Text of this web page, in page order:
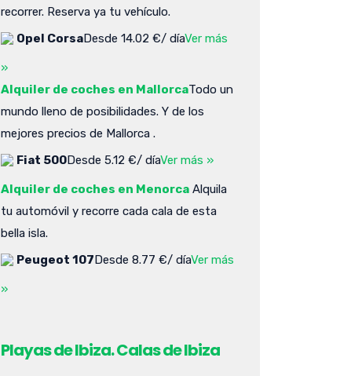
recorrer. Reserva ya tu vehículo.
Opel CorsaDesde 14.02 €/ díaVer más
»
Alquiler de coches en MallorcaTodo un
mundo lleno de posibilidades. Y de los
mejores precios de Mallorca .
Fiat 500Desde 5.12 €/ díaVer más »
Alquiler de coches en Menorca Alquila
tu automóvil y recorre cada cala de esta
bella isla.
Peugeot 107Desde 8.77 €/ díaVer más
»
Playas de Ibiza. Calas de Ibiza